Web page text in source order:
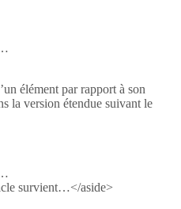
élément par rapport à son
la version étendue suivant le
survient…</aside>